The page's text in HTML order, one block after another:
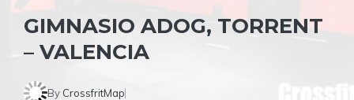
GIMNASIO ADOG, TORRENT
– VALENCIA
By CrossfritMap